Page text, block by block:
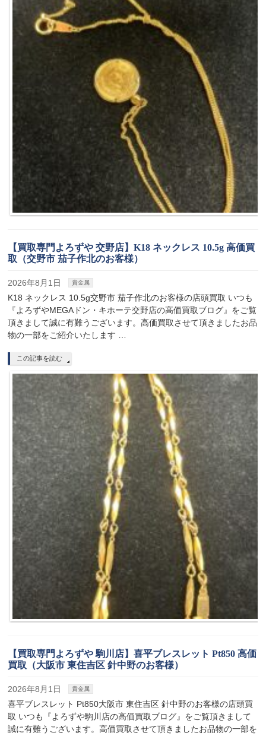
【買取専門よろずや 交野店】K18 ネックレス 10.5g 高価買
取（交野市 茄子作北のお客様）
2026年8月1日 貴金属
K18 ネックレス 10.5g交野市 茄子作北のお客様の店頭買取 いつも
『よろずやMEGAドン・キホーテ交野店の高価買取ブログ』をご覧
頂きまして誠に有難うございます。高価買取させて頂きましたお品
物の一部をご紹介いたします …
この記事を読む
【買取専門よろずや 駒川店】喜平ブレスレット Pt850 高価
買取（大阪市 東住吉区 針中野のお客様）
2026年8月1日 貴金属
喜平ブレスレット Pt850大阪市 東住吉区 針中野のお客様の店頭買
取 いつも『よろずや駒川店の高価買取ブログ』をご覧頂きまして
誠に有難うございます。高価買取させて頂きましたお品物の一部を